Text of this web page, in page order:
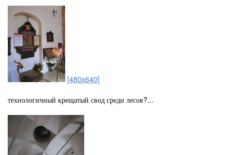
[480x640]
технологичный крещатый свод среди лесов?...